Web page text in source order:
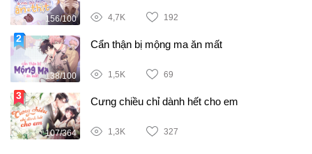
156/100 4,7K 192
138/100
Cẩn thận bị mộng ma ăn mất
1,5K 69
107/364
Cưng chiều chỉ dành hết cho em
1,3K 327